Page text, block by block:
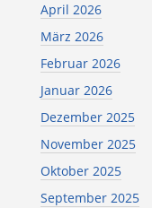
April 2026
März 2026
Februar 2026
Januar 2026
Dezember 2025
November 2025
Oktober 2025
September 2025